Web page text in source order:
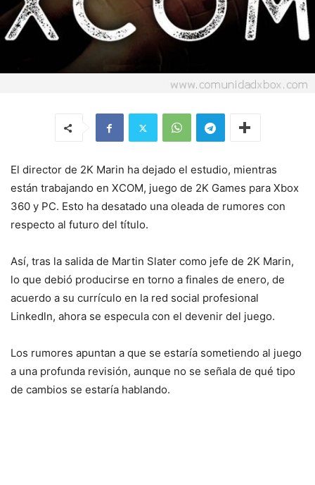
El director de 2K Marin ha dejado el estudio, mientras
están trabajando en XCOM, juego de 2K Games para Xbox
360 y PC. Esto ha desatado una oleada de rumores con
respecto al futuro del título.
Así, tras la salida de Martin Slater como jefe de 2K Marin,
lo que debió producirse en torno a finales de enero, de
acuerdo a su currículo en la red social profesional
Linkedln, ahora se especula con el devenir del juego.
Los rumores apuntan a que se estaría sometiendo al juego
a una profunda revisión, aunque no se señala de qué tipo
de cambios se estaría hablando.